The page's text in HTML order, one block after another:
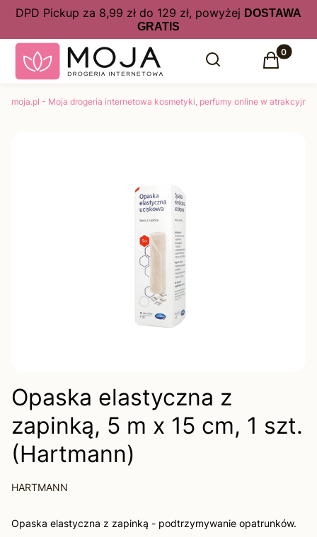
DPD Pickup za 8,99 zł do 129 zł, powyżej DOSTAWA
GRATIS
Otwórz wyszukiwarkę
Szukaj Produkty
Koszyk
moja.pl - Moja drogeria internetowa kosmetyki, perfumy online w
Opaska elastyczna z
zapinką, 5 m x 15 cm, 1 szt.
(Hartmann)
HARTMANN
Opaska elastyczna z zapinką - podtrzymywanie opatrunków.